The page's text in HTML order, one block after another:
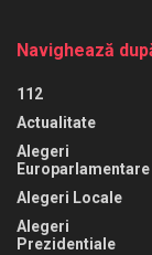
Navighează
112
Actualitate
Alegeri
Europarlamentare
Alegeri Locale
Alegeri
Prezidentiale